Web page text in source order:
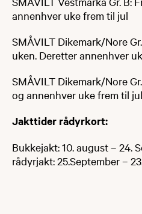
annenhver uke frem til jul
SMÅVILT Dikemark/Nore
uken. Deretter annenhver
SMÅVILT Dikemark/Nore
og annenhver uke frem til jul
Jakttider rådyrkort:
Bukkejakt: 10. august – 24.
rådyrjakt: 25.September –